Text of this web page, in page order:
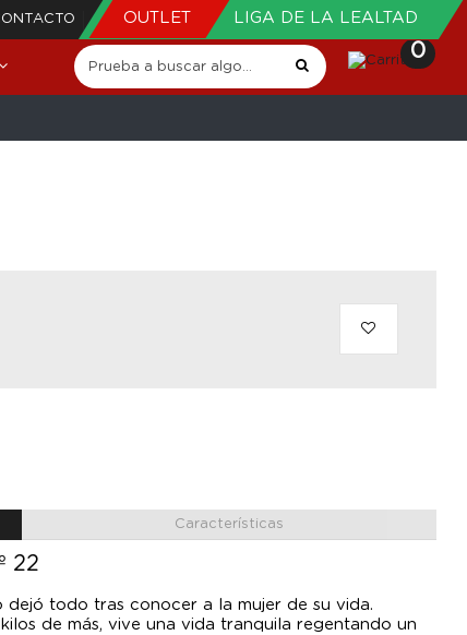
OUTLET LIGA DE LA LEALTAD
0
Características
22
dejó todo tras conocer a la mujer de su vida.
de más, vive una vida tranquila regentando un